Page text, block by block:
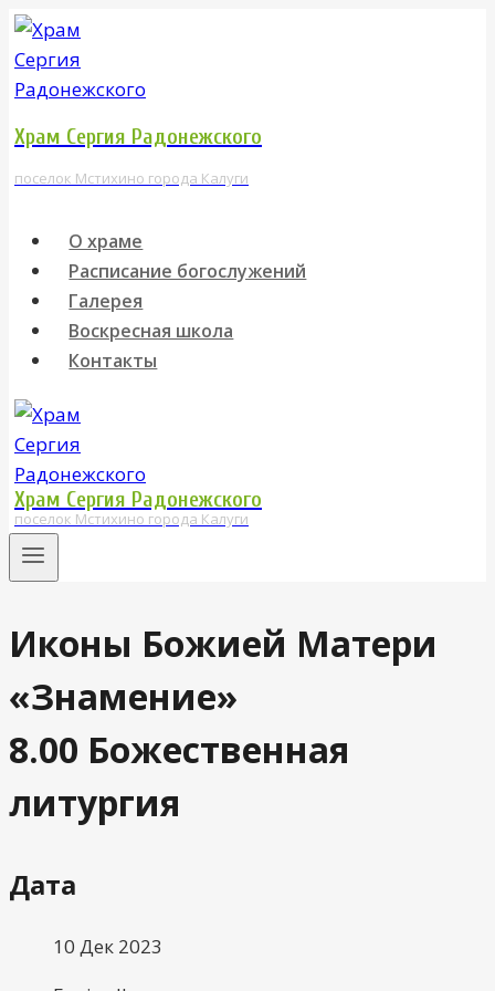
Перейти
к
содержимому
Храм Сергия Радонежского
поселок Мстихино города Калуги
О храме
Расписание богослужений
Галерея
Воскресная школа
Контакты
Храм Сергия Радонежского
поселок Мстихино города Калуги
Иконы Божией Матери
«Знамение»
8.00 Божественная
литургия
Дата
10 Дек 2023